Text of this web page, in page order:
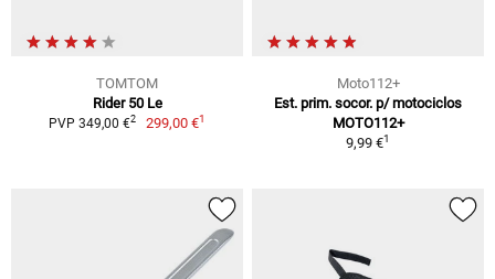
TOMTOM
Rider 50 Le
PVP 349,00 €2 299,00 €1
Moto112+
Est. prim. socor. p/ motociclos
MOTO112+
9,99 €1